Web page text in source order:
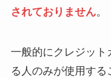
されておりません。
一般的にクレジット
る人のみが使用す